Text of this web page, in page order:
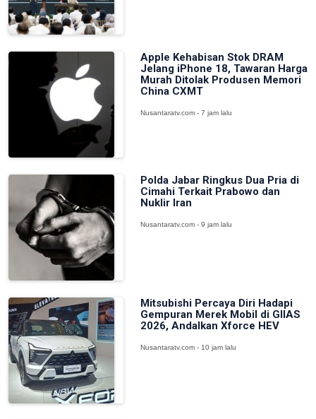
Apple Kehabisan Stok DRAM
Jelang iPhone 18, Tawaran Harga
Murah Ditolak Produsen Memori
China CXMT
Nusantaratv.com - 7 jam lalu
Polda Jabar Ringkus Dua Pria di
Cimahi Terkait Prabowo dan
Nuklir Iran
Nusantaratv.com - 9 jam lalu
Mitsubishi Percaya Diri Hadapi
Gempuran Merek Mobil di GIIAS
2026, Andalkan Xforce HEV
Nusantaratv.com - 10 jam lalu